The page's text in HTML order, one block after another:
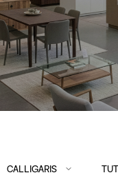
CALLIGARIS